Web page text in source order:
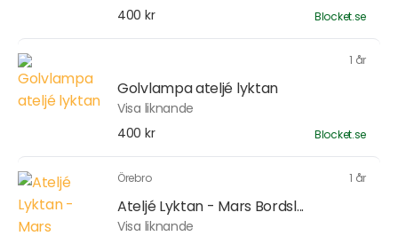
400 kr Blocket.se
1 år
Golvlampa ateljé lyktan
Visa liknande
400 kr
Blocket.se
Örebro 1 år
Ateljé Lyktan - Mars Bordsl...
Visa liknande